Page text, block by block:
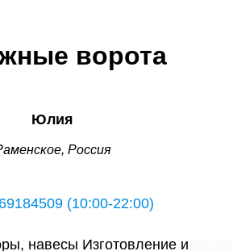
ворота
Юлия
Россия
(10:00-22:00)
навесы Изготовление и